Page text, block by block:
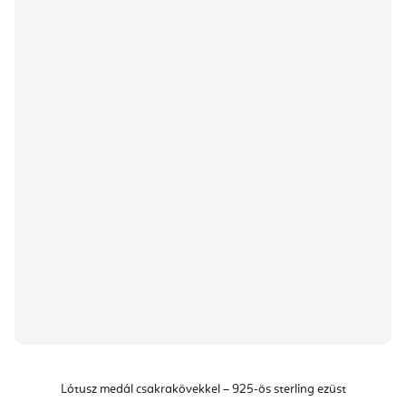
Lótusz medál csakrakövekkel – 925-ös sterling ezüst